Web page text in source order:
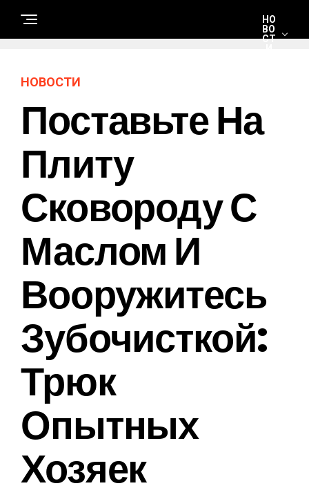
НО
ВО
СТ
НОВОСТИ
Поставьте На
Плиту
Сковороду С
Маслом И
Вооружитесь
Зубочисткой:
Трюк
Опытных
Хозяек